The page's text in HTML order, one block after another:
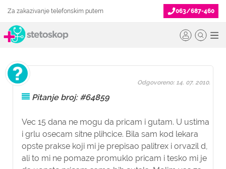
Za zakazivanje telefonskim putem 063/687-460
Pitanje broj: #64859
Vec 15 dana ne mogu da pricam i gutam. U ustima
i grlu osecam sitne plihcice. Bila sam kod lekara
opste prakse koji mi je prepisao palitrex i orvazil d,
ali to mi ne pomaze promuklo pricam i tesko mi je
Odgovoreno: 14. 07. 2010.